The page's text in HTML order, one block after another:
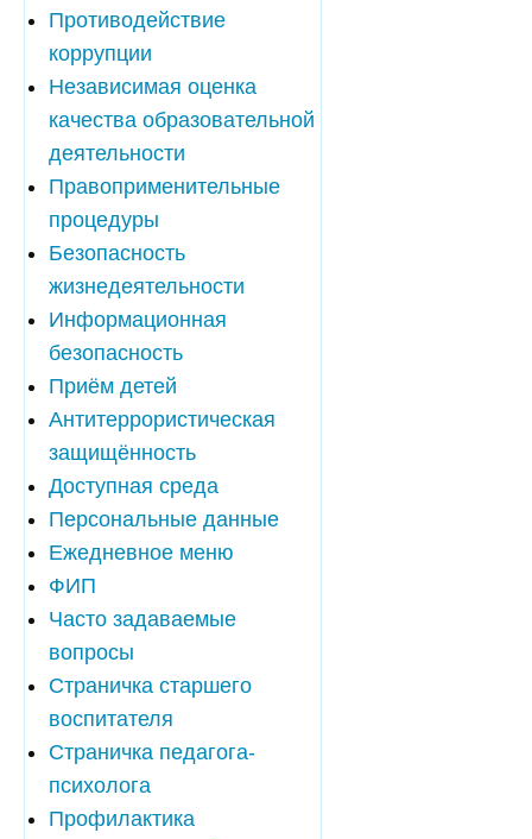
Противодействие
коррупции
Независимая оценка
качества образовательной
деятельности
Правоприменительные
процедуры
Безопасность
жизнедеятельности
Информационная
безопасность
Приём детей
Антитеррористическая
защищённость
Доступная среда
Персональные данные
Ежедневное меню
ФИП
Часто задаваемые
вопросы
Страничка старшего
воспитателя
Страничка педагога-
психолога
Профилактика